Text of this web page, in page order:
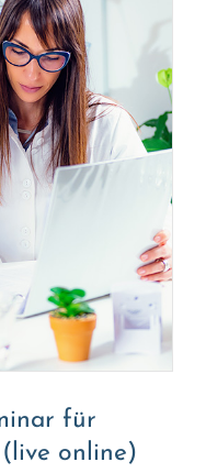
für
online)